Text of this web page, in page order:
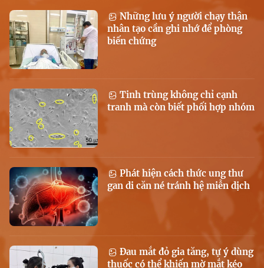
Những lưu ý người chạy thận
nhân tạo cần ghi nhớ để phòng
biến chứng
Tinh trùng không chỉ cạnh
tranh mà còn biết phối hợp nhóm
Phát hiện cách thức ung thư
gan di căn né tránh hệ miễn dịch
Đau mắt đỏ gia tăng, tự ý dùng
thuốc có thể khiến mờ mắt kéo